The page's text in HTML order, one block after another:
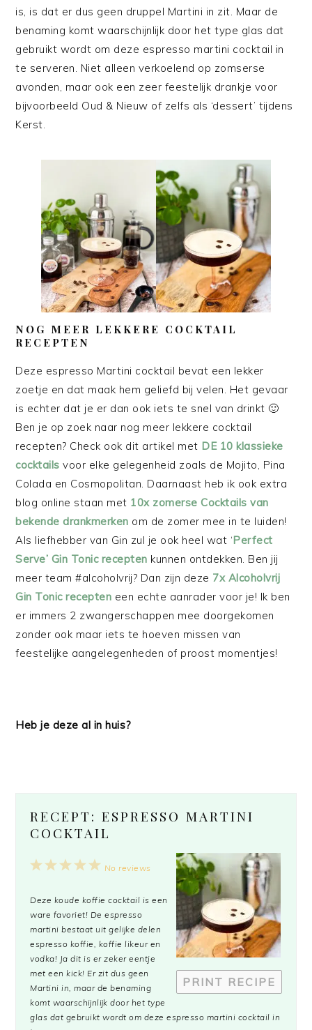
is, is dat er dus geen druppel Martini in zit. Maar de
benaming komt waarschijnlijk door het type glas dat
gebruikt wordt om deze espresso martini cocktail in
te serveren. Niet alleen verkoelend op zomserse
avonden, maar ook een zeer feestelijk drankje voor
bijvoorbeeld Oud & Nieuw of zelfs als ‘dessert’ tijdens
Kerst.
NOG MEER LEKKERE COCKTAIL
RECEPTEN
Deze espresso Martini cocktail bevat een lekker
zoetje en dat maak hem geliefd bij velen. Het gevaar
is echter dat je er dan ook iets te snel van drinkt 🙂
Ben je op zoek naar nog meer lekkere cocktail
recepten? Check ook dit artikel met DE 10 klassieke
cocktailsvoor elke gelegenheid zoals de Mojito, Pina
Colada en Cosmopolitan. Daarnaast heb ik ook extra
blog online staan met 10x zomerse Cocktails van
bekende drankmerken om de zomer mee in te luiden!
Als liefhebber van Gin zul je ook heel wat ‘Perfect
Serve’ Gin Tonic recepten kunnen ontdekken. Ben jij
meer team #alcoholvrij? Dan zijn deze 7x Alcoholvrij
Gin Tonic recepten een echte aanrader voor je! Ik ben
er immers 2 zwangerschappen mee doorgekomen
zonder ook maar iets te hoeven missen van
feestelijke aangelegenheden of proost momentjes!
Heb je deze al in huis?
RECEPT: ESPRESSO MARTINI
COCKTAIL
PRINT RECIPE
5
4
3
2
1
No reviews
Deze koude koffie cocktail is een
ware favoriet! De espresso
martini bestaat uit gelijke delen
espresso koffie, koffie likeur en
vodka! Ja dit is er zeker eentje
met een kick! Er zit dus geen
Martini in, maar de benaming
komt waarschijnlijk door het type
glas dat gebruikt wordt om deze espresso martini cocktail in